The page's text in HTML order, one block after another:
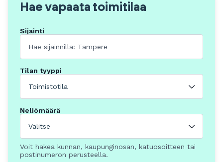
Hae vapaata toimitilaa
Sijainti
Tilan tyyppi
Toimistotila
Neliömäärä
Valitse
Voit hakea kunnan, kaupunginosan, katuosoitteen tai
postinumeron perusteella.